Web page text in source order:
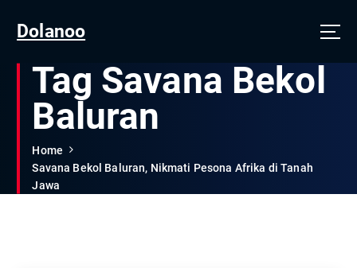
Dolanoo
Tag Savana Bekol
Baluran
Home
Savana Bekol Baluran, Nikmati Pesona Afrika di Tanah
Jawa